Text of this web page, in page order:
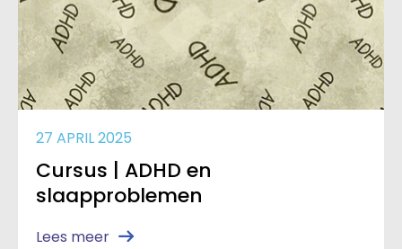
27 APRIL 2025
Cursus | ADHD en
slaapproblemen
Lees meer